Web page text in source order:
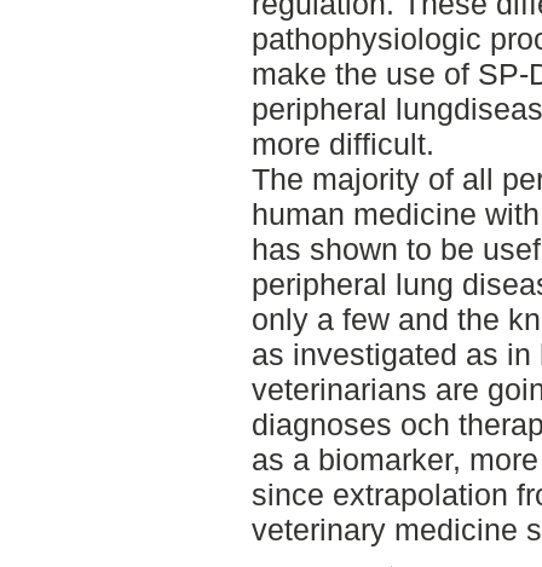
pathophysiologic
make the use of SP-
peripheral
more difficult.
The majority of all
human medicine
has shown to be
peripheral lung
only a few and the
as investigated as
veterinarians are
diagnoses och
as a biomarker,
since extrapolation
veterinary medicine